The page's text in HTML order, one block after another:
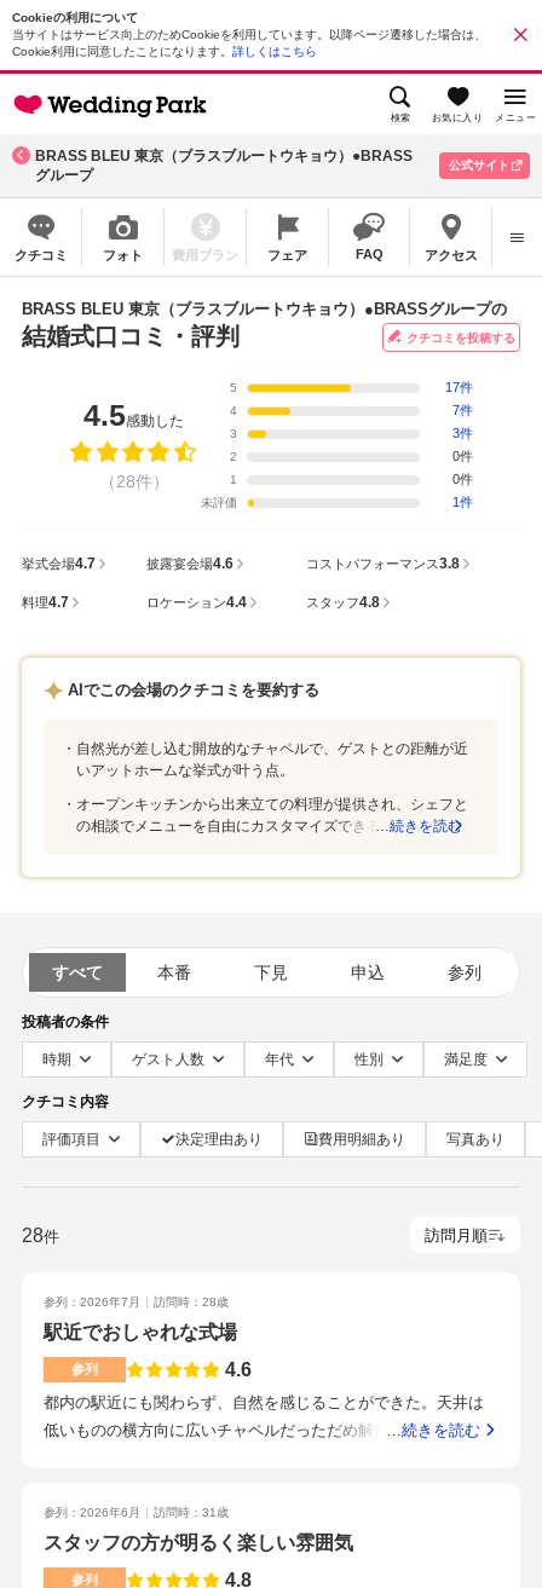
Cookieの利用について
当サイトはサービス向上のためCookieを利用しています。以降ページ遷移した場合は、
Cookie利用に同意したことになります。 詳しくはこちら
検索 お気に入り メニュー
BRASS BLEU 東京（ブラスブルートウキョウ）●BRASS
グループ
公式サイト
クチコミ フォト 費用プラン フェア FAQ アクセス
BRASS BLEU 東京（ブラスブルートウキョウ）●BRASSグループの
結婚式口コミ・評判 クチコミを投稿する
4.5感動した
（28件）
5 17件
4 7件
3 3件
2 0件
1 0件
未評価 1件
挙式会場4.7 披露宴会場4.6 コストパフォーマンス3.8
料理4.7 ロケーション4.4 スタッフ4.8
AIでこの会場のクチコミを要約する
自然光が差し込む開放的なチャペルで、ゲストとの距離が近
いアットホームな挙式が叶う点。
オープンキッチンから出来立ての料理が提供され、シェフと
の相談でメニューを自由にカスタマイズできる点。…続きを読む
すべて 本番 下見 申込 参列
投稿者の条件
時期 ゲスト人数 年代 性別 満足度
クチコミ内容
評価項目 決定理由あり 費用明細あり 写真あり
28件
参列：2026年7月 訪問時：28歳
駅近でおしゃれな式場
参列 4.6
都内の駅近にも関わらず、自然を感じることができた。天井は
低いものの横方向に広いチャペルだっただめ解放感があり良か
に見えるため次の料理が何が来るのかワクワクできたり、キッ
チンを使った演出もありとても楽しめた。全般的に華やかで味
も美味しかったので良かった。ドリンクメニューも豊富でノン
…続きを読む
参列：2026年6月 訪問時：31歳
スタッフの方が明るく楽しい雰囲気
参列 4.8